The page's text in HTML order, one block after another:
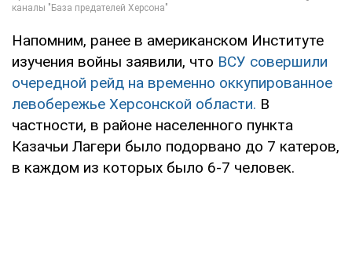
Напомним, ранее в американском Институте
изучения войны заявили, что ВСУ совершили
очередной рейд на временно оккупированное
левобережье Херсонской области. В
частности, в районе населенного пункта
Казачьи Лагери было подорвано до 7 катеров,
в каждом из которых было 6-7 человек.